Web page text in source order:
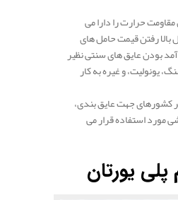
مقاومت حرارت را دارا می
بالا رفتن قیمت حامل های
بودن عایق های سنتی نظیر
یونولیت، و غیره به کار
کشورهای جهت عایق بندی،
مورد استفاده قرار می
یورتان